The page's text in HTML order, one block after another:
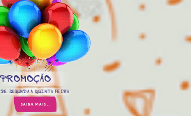
SAIBA MAIS...
PROMOÇÃO
DE SEGUNDA A QUINTA FEIRA